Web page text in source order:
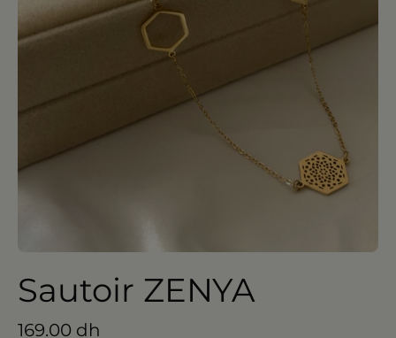
Sautoir ZENYA
169.00 dh